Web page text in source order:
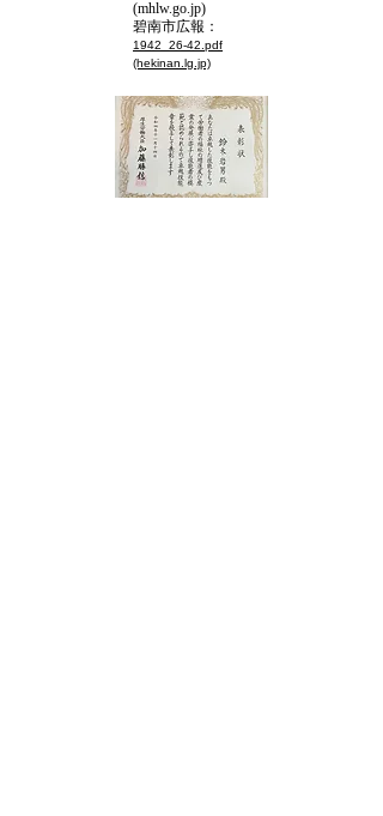
(mhlw.go.jp)
碧南市広報：
1942_26-42.pdf
(hekinan.lg.jp)